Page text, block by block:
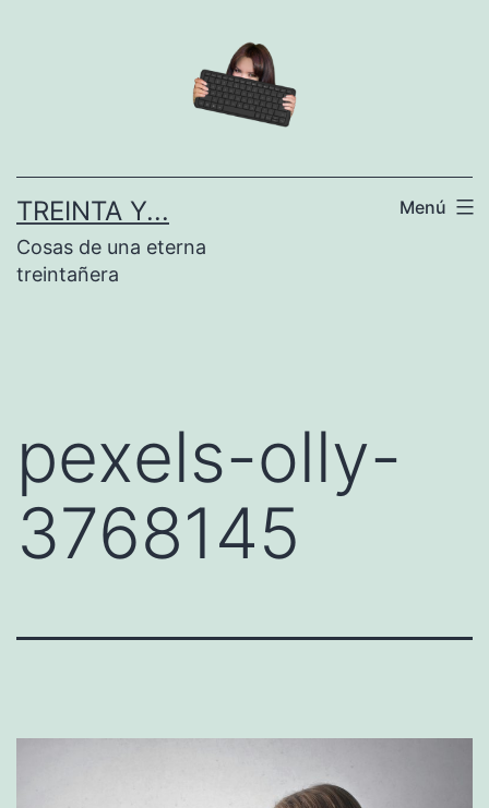
TREINTA Y...
Cosas de una eterna
treintañera
Menú
pexels-olly-
3768145